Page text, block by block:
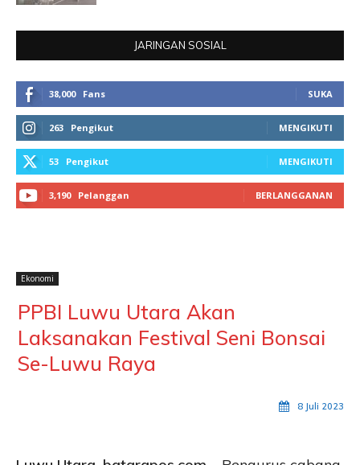
JARINGAN SOSIAL
38,000 Fans SUKA
263 Pengikut MENGIKUTI
53 Pengikut MENGIKUTI
3,190 Pelanggan BERLANGGANAN